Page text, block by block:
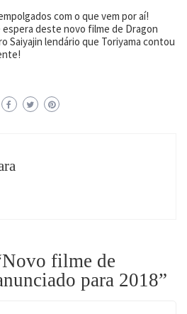
com o que vem por aí!
deste novo filme de Dragon
Saiyajin lendário que Toriyama contou
Novo filme de
para 2018”